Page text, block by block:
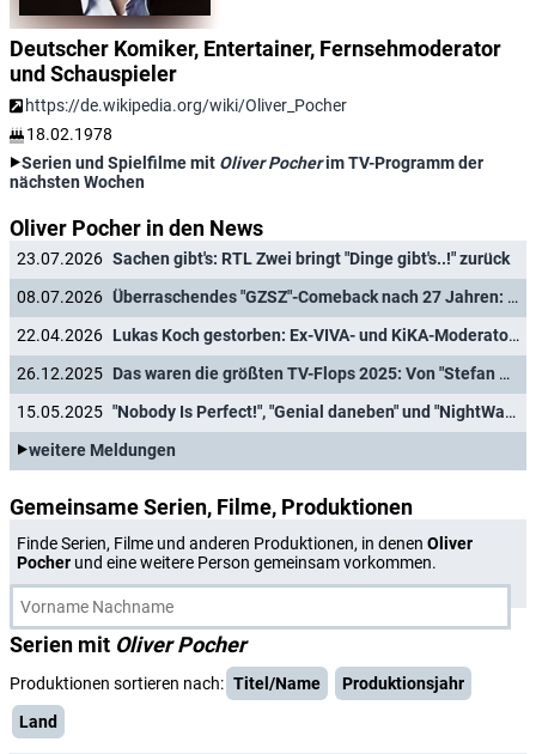
Deutscher Komiker, Entertainer, Fernsehmoderator
und Schauspieler
https://de.wikipedia.org/wiki/Oliver_Pocher
18.02.1978
Serien und Spielfilme mit Oliver Pocherim TV-Programm der
nächsten Wochen
Oliver Pocher in den News
23.07.2026 Sachen gibt's: RTL Zwei bringt "Dinge gibt's..!" zurück
08.07.2026
Überraschendes "GZSZ"-Comeback nach 27 Jahren: Dieser Soap-Star kehrt zurück
22.04.2026
Lukas Koch gestorben: Ex-VIVA- und KiKA-Moderator wurde nur 44 Jahre alt
26.12.2025
Das waren die größten TV-Flops 2025: Von "Stefan Raab Show" über "HeidiFest" bis "Mozart/Mozart"
15.05.2025
"Nobody Is Perfect!", "Genial daneben" und "NightWash" bilden neuen Show-Abend bei RTL Zwei
weitere Meldungen
Gemeinsame Serien, Filme, Produktionen
Finde Serien, Filme und anderen Produktionen, in denen Oliver
Pocher und eine weitere Person gemeinsam vorkommen.
Serien mit Oliver Pocher
Produktionen sortieren nach: Titel/Name
Produktionsjahr
Land